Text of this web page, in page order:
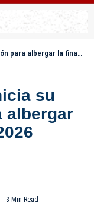
la final del Mundial 2026
su
albergar
3 Min Read